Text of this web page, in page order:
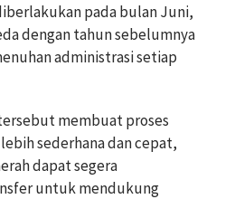
pada bulan Juni,
dengan tahun sebelumnya
administrasi setiap
membuat proses
sederhana dan cepat,
dapat segera
untuk mendukung